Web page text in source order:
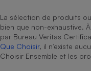
La sélection de produits
bien que non-exhaustive.
par Bureau Veritas
Que Choisir, il n’existe
Choisir Ensemble et les